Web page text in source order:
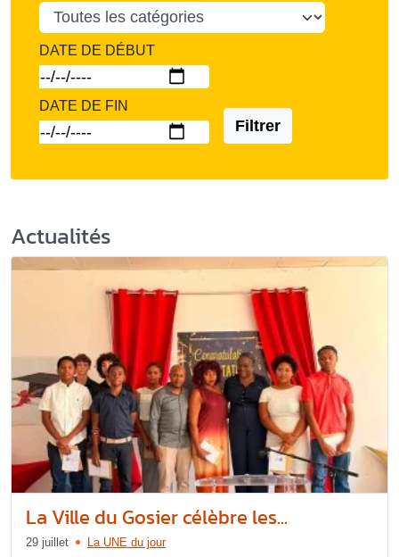
DATE DE DÉBUT
DATE DE FIN
Filtrer
Actualités
La Ville du Gosier célèbre les...
29 juillet La UNE du jour